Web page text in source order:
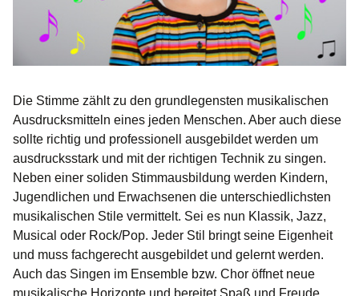
Die Stimme zählt zu den grundlegensten musikalischen
Ausdrucksmitteln eines jeden Menschen. Aber auch diese
sollte richtig und professionell ausgebildet werden um
ausdrucksstark und mit der richtigen Technik zu singen.
Neben einer soliden Stimmausbildung werden Kindern,
Jugendlichen und Erwachsenen die unterschiedlichsten
musikalischen Stile vermittelt. Sei es nun Klassik, Jazz,
Musical oder Rock/Pop. Jeder Stil bringt seine Eigenheit
und muss fachgerecht ausgebildet und gelernt werden.
Auch das Singen im Ensemble bzw. Chor öffnet neue
musikalische Horizonte und bereitet Spaß und Freude.